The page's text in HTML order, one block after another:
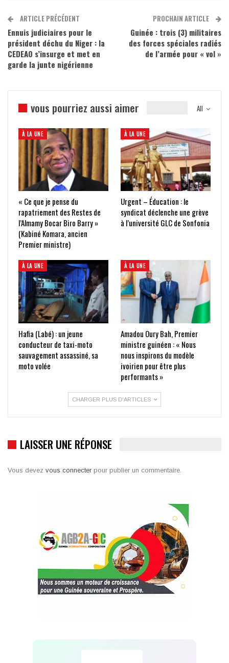
ARTICLE PRÉCÉDENT
Ennuis judiciaires pour le
président déchu du Niger : la
CEDEAO s’insurge et met en
garde la junte nigérienne
PROCHAIN ARTICLE
Guinée : trois (3) militaires
des forces spéciales radiés
de l’armée pour « vol »
All
vous pourriez aussi aimer
À LA UNE
« Ce que je pense du
rapatriement des Restes de
l’Almamy Bocar Biro Barry »
(Kabiné Komara, ancien
Premier ministre)
À LA UNE
Urgent – Éducation : le
syndicat déclenche une grève
à l’université GLC de Sonfonia
À LA UNE
Hafia (Labé) : un jeune
conducteur de taxi-moto
sauvagement assassiné, sa
moto volée
À LA UNE
Amadou Oury Bah, Premier
ministre guinéen : « Nous
nous inspirons du modèle
ivoirien pour être plus
performants »
CHARGER PLUS D'ARTICLES
LAISSER UNE RÉPONSE
Vous devez vous connecter pour publier un commentaire.